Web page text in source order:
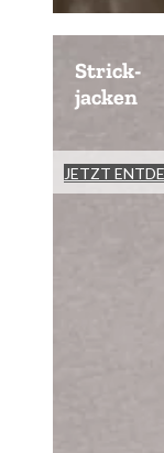
Strick-
jacken
JETZT